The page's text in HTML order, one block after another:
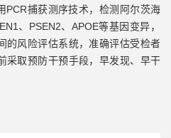
PCR捕获测序技术，检测阿尔茨海
、PSEN2、APOE等基因变异，
的风险评估系统，准确评估受检者
采取预防干预手段，早发现、早干